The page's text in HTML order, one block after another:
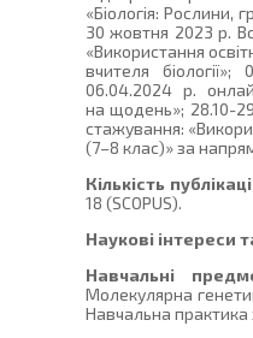
«Біологія: Рослини,
30 жовтня 2023 р.
«Використання
вчителя
06.04.2024 р.
на щодень»; 28.10-
стажування:
(7–8 клас)» за
Кількість
18 (SCOPUS).
Наукові інтереси
Навчальні
Молекулярна
Навчальна практика